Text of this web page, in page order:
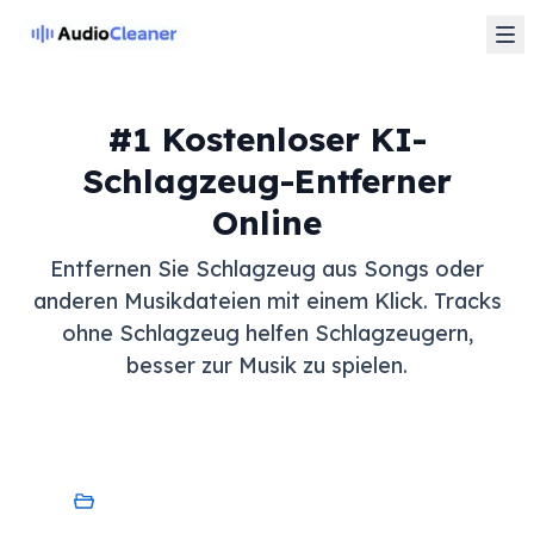
#1 Kostenloser KI-
Schlagzeug-Entferner
Online
Entfernen Sie Schlagzeug aus Songs oder
anderen Musikdateien mit einem Klick. Tracks
ohne Schlagzeug helfen Schlagzeugern,
besser zur Musik zu spielen.